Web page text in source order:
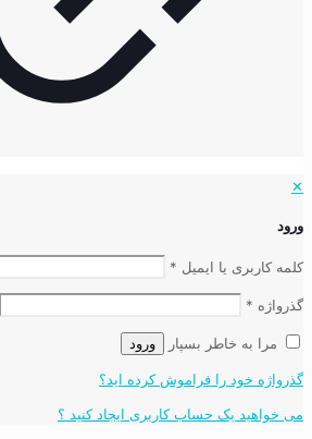
✕
ورود
کلمه کاربری یا ایمیل *
گذرواژه *
مرا به خاطر بسپار ورود
گذرواژه خود را فراموش کرده اید؟
می خواهید یک حساب کاربری ایجاد کنید ؟